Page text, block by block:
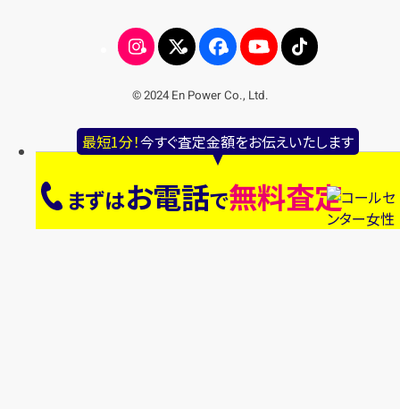
最短1分！今すぐ査定金額をお伝えいたします
まずはお電話で無料査定
© 2024 En Power Co., Ltd.